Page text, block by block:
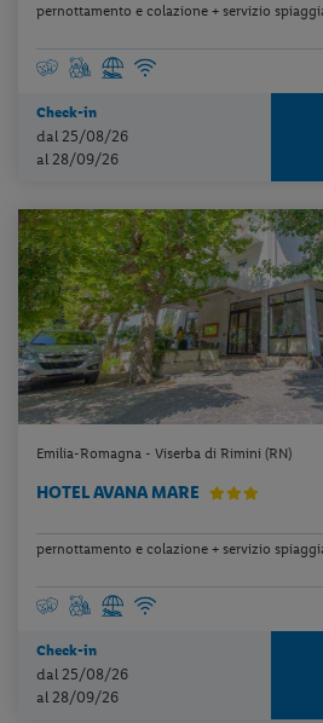
pernottamento e colazione + servizio
Check-in
dal 25/08/26
al 28/09/26
Emilia-Romagna - Viserba di Rimini (RN)
HOTEL AVANA MARE
pernottamento e colazione + servizio
Check-in
dal 25/08/26
al 28/09/26